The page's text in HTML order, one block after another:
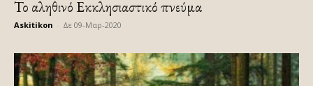
Το αληθινό Εκκλησιαστικό πνεύμα
Askitikon Δε 09-Μαρ-2020